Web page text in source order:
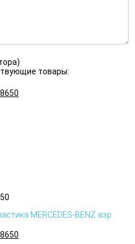
товары:
MERCEDES-BENZ аэр